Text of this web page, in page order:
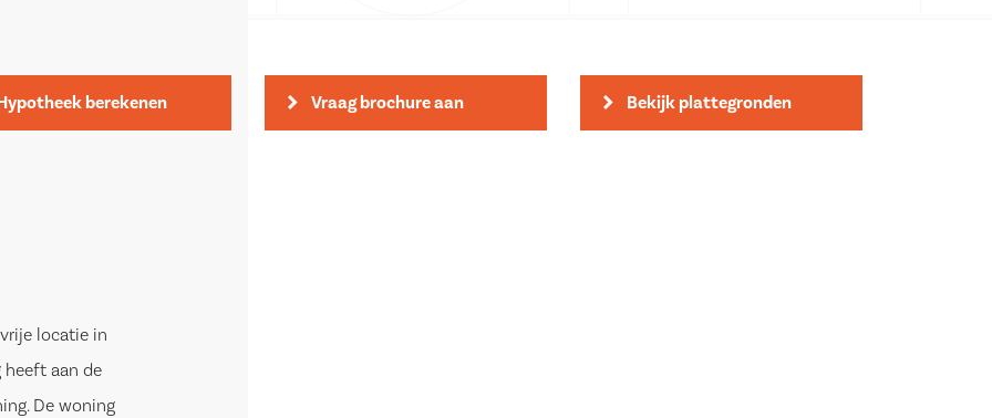
berekenen Vraag brochure aan Bekijk plattegronden
locatie in
heeft aan de
De woning